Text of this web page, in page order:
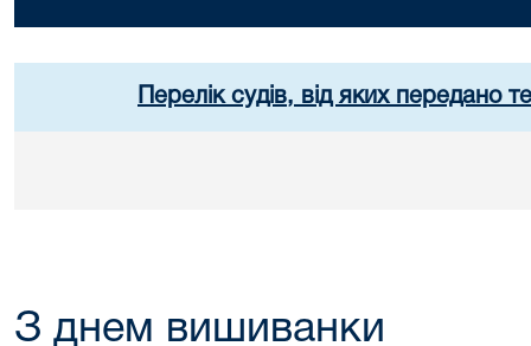
Перелік судів, від яких передано
З днем вишиванки